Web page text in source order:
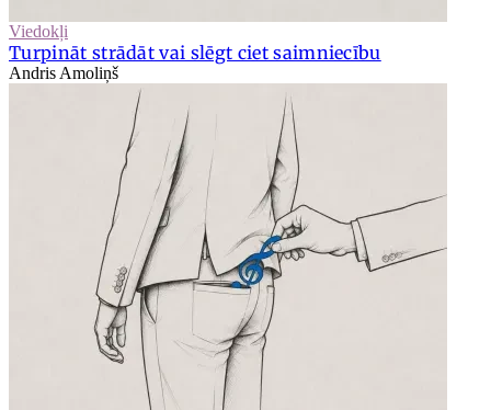
Viedokļi
Turpināt strādāt vai slēgt ciet saimniecību
Andris Amoliņš